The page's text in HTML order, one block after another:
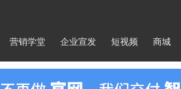
营销学堂 企业宣发 短视频 商城